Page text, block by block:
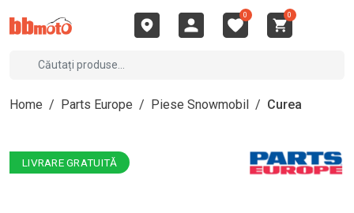
0 0
Home / Parts Europe / Piese Snowmobil / Curea
LIVRARE GRATUITĂ